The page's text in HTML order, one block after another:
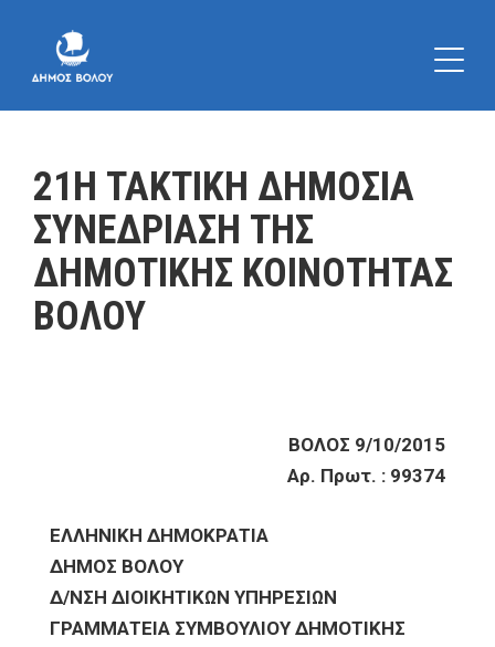
21Η ΤΑΚΤΙΚΗ ΔΗΜΟΣΙΑ
ΣΥΝΕΔΡΙΑΣΗ ΤΗΣ
ΔΗΜΟΤΙΚΗΣ ΚΟΙΝΟΤΗΤΑΣ
ΒΟΛΟΥ
ΒΟΛΟΣ 9/10/2015
Αρ. Πρωτ. : 99374
ΕΛΛΗΝΙΚΗ ΔΗΜΟΚΡΑΤΙΑ
ΔΗΜΟΣ ΒΟΛΟΥ
Δ/ΝΣΗ ΔΙΟΙΚΗΤΙΚΩΝ ΥΠΗΡΕΣΙΩΝ
ΓΡΑΜΜΑΤΕΙΑ ΣΥΜΒΟΥΛΙΟΥ ΔΗΜΟΤΙΚΗΣ